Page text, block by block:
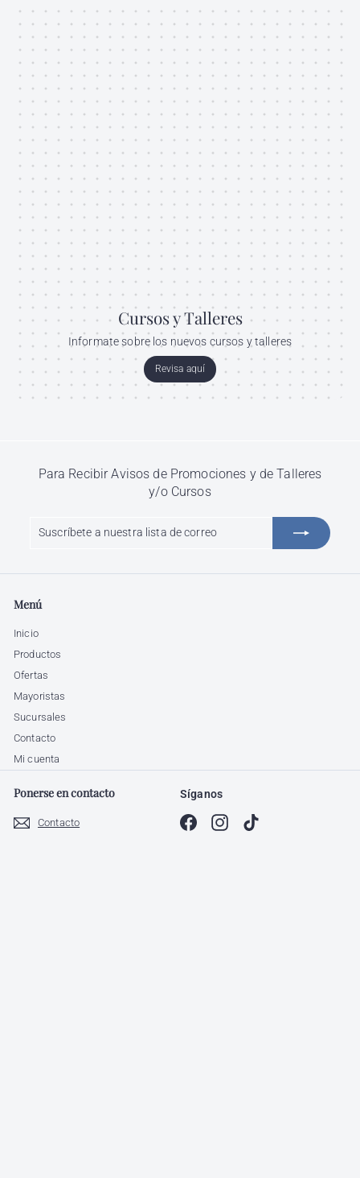
Cursos y Talleres
Informate sobre los nuevos cursos y talleres
Revisa aquí
Para Recibir Avisos de Promociones y de Talleres
y/o Cursos
Suscríbete
lista
correo
Suscribir
Menú
Inicio
Productos
Ofertas
Mayoristas
Sucursales
Contacto
Mi cuenta
Ponerse en contacto
Contacto
Síganos
FacebookInstagram